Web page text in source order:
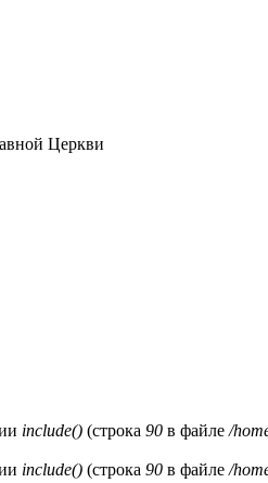
Церкви
include() (строка 90 в файле /
include() (строка 90 в файле /